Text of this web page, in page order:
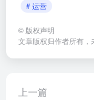
# 运营
© 版权声明
文章版权归作者所有，
上一篇